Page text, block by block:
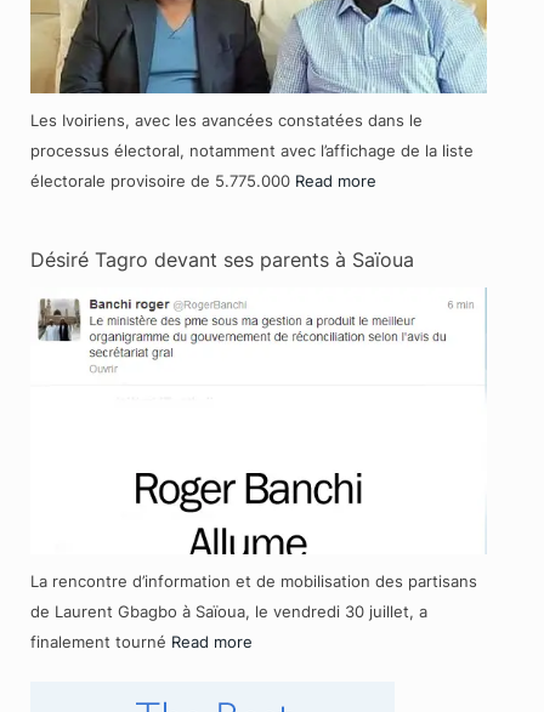
Les Ivoiriens, avec les avancées constatées dans le
processus électoral, notamment avec l’affichage de la liste
électorale provisoire de 5.775.000 Read more
Désiré Tagro devant ses parents à Saïoua
La rencontre d’information et de mobilisation des partisans
de Laurent Gbagbo à Saïoua, le vendredi 30 juillet, a
finalement tourné Read more